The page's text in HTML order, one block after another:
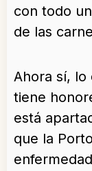
con todo
de las
Ahora sí, lo
tiene
está
que la